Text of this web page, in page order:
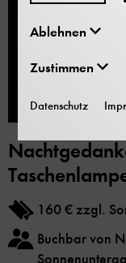
160 € zzgl.
Buchbar von
Ablehnen
Zustimmen
Datenschutz